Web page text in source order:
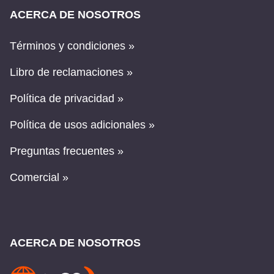
ACERCA DE NOSOTROS
Términos y condiciones »
Libro de reclamaciones »
Política de privacidad »
Política de usos adicionales »
Preguntas frecuentes »
Comercial »
ACERCA DE NOSOTROS